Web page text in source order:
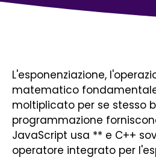
L'esponenziazione,
matematico
moltiplicato per se stesso
programmazione
JavaScript usa ** e C++
operatore integrato per